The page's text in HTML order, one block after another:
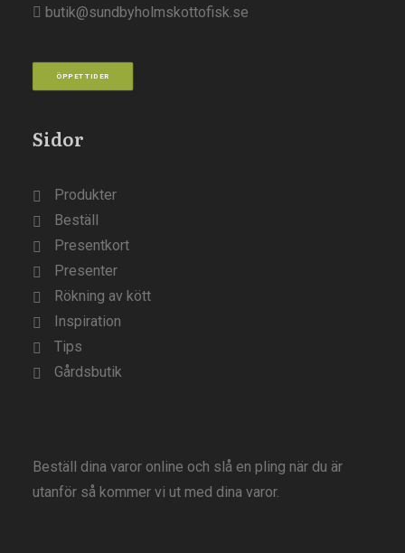
butik@sundbyholmskottofisk.se
ÖPPETTIDER
Sidor
Produkter
Beställ
Presentkort
Presenter
Rökning av kött
Inspiration
Tips
Gårdsbutik
Beställ dina varor online och slå en pling när du är
utanför så kommer vi ut med dina varor.